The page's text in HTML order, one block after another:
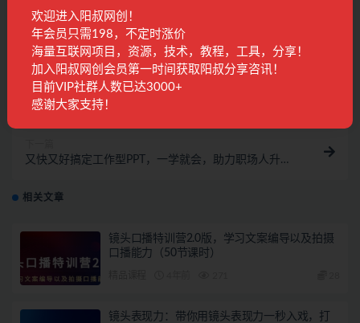
收藏 海报
朋友圈不刷屏文案心法课：不销而销文案训练营，从0
又快又好搞定工作型PPT，一学就会，助力职场人升职
相关文章
镜头口播特训营2.0版，学习文案编导以及拍摄
口播能力（50节课时）
镜头表现力：带你用镜头表现力一秒入戏，打
欢迎进入阳叔网创！
年会员只需198，不定时涨价
海量互联网项目，资源，技术，教程，工具，分享！
加入阳叔网创会员第一时间获取阳叔分享咨讯！
目前VIP社群人数已达3000+
感谢大家支持！